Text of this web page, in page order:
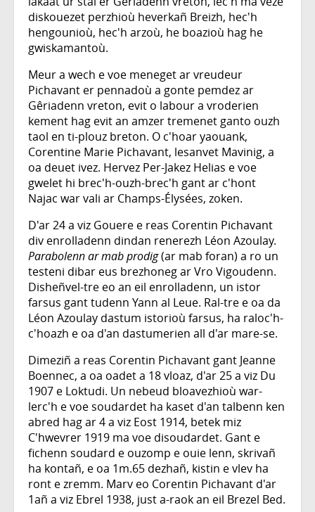
diskouezet perzhioù heverkañ Breizh, hec'h
hengounioù, hec'h arzoù, he boazioù hag he
gwiskamantoù.
Meur a wech e voe meneget ar vreudeur
Pichavant er pennadoù a gonte pemdez ar
Gêriadenn vreton, evit o labour a vroderien
kement hag evit an amzer tremenet ganto ouzh
taol en ti-plouz breton. O c'hoar yaouank,
Corentine Marie Pichavant, lesanvet Mavinig, a
oa deuet ivez. Hervez Per-Jakez Helias e voe
gwelet hi brec'h-ouzh-brec'h gant ar c'hont
Najac war vali ar Champs-Élysées, zoken.
D'ar 24 a viz Gouere e reas Corentin Pichavant
div enrolladenn dindan renerezh Léon Azoulay.
Parabolenn ar mab prodig(ar mab foran) a ro un
testeni dibar eus brezhoneg ar Vro Vigoudenn.
Disheñvel-tre eo an eil enrolladenn, un istor
farsus gant tudenn Yann al Leue. Ral-tre e oa da
Léon Azoulay dastum istorioù farsus, ha raloc'h-
c'hoazh e oa d'an dastumerien all d'ar mare-se.
Dimeziñ a reas Corentin Pichavant gant Jeanne
Boennec, a oa oadet a 18 vloaz, d'ar 25 a viz Du
1907 e Loktudi. Un nebeud bloavezhioù war-
lerc'h e voe soudardet ha kaset d'an talbenn ken
abred hag ar 4 a viz Eost 1914, betek miz
C'hwevrer 1919 ma voe disoudardet. Gant e
fichenn soudard e ouzomp e ouie lenn, skrivañ
ha kontañ, e oa 1m.65 dezhañ, kistin e vlev ha
ront e zremm. Marv eo Corentin Pichavant d'ar
1añ a viz Ebrel 1938, just a-raok an eil Brezel Bed.